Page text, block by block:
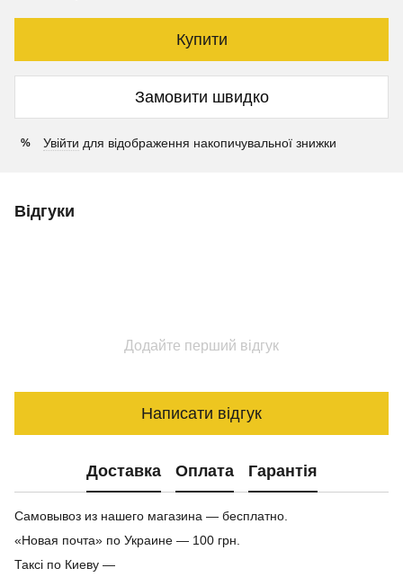
Купити
Замовити швидко
% Увійти для відображення накопичувальної знижки
Відгуки
Додайте перший відгук
Написати відгук
Доставка Оплата Гарантія
Самовывоз из нашего магазина — бесплатно.
«Новая почта» по Украине — 100 грн.
Таксі по Киеву —